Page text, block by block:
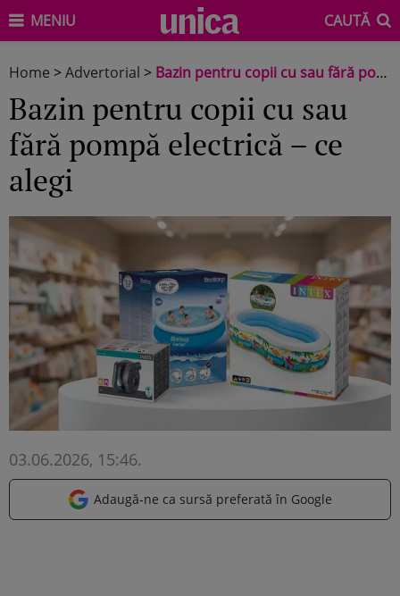
MENIU CAUTĂ
Home >Advertorial > Bazin pentru copii cu sau fără pompă electrică – ce alegi
Bazin pentru copii cu sau
fără pompă electrică – ce
alegi
03.06.2026, 15:46.
Adaugă-ne ca sursă preferată în Google